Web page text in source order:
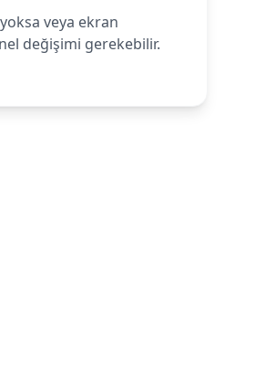
veya ekran
değişimi gerekebilir.